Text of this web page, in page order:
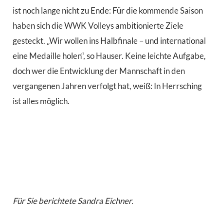
ist noch lange nicht zu Ende: Für die kommende Saison
haben sich die WWK Volleys ambitionierte Ziele
gesteckt. „Wir wollen ins Halbfinale – und international
eine Medaille holen“, so Hauser. Keine leichte Aufgabe,
doch wer die Entwicklung der Mannschaft in den
vergangenen Jahren verfolgt hat, weiß: In Herrsching
ist alles möglich.
Für Sie berichtete Sandra Eichner.